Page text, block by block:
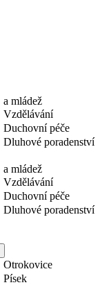
a mládež
Vzdělávání
Duchovní péče
Dluhové poradenství
a mládež
Vzdělávání
Duchovní péče
Dluhové poradenství
Otrokovice
Písek